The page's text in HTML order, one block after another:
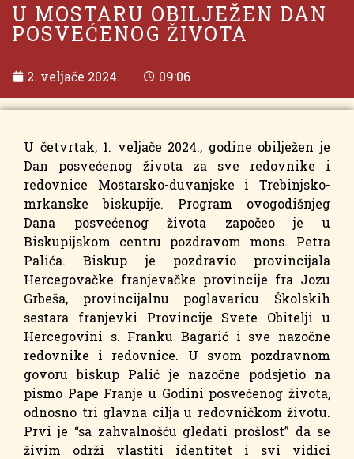
U MOSTARU OBILJEŽEN DAN
POSVEĆENOG ŽIVOTA
2. veljače 2024. 09:06
U četvrtak, 1. veljače 2024., godine obilježen je
Dan posvećenog života za sve redovnike i
redovnice Mostarsko-duvanjske i Trebinjsko-
mrkanske biskupije. Program ovogodišnjeg
Dana posvećenog života započeo je u
Biskupijskom centru pozdravom mons. Petra
Palića. Biskup je pozdravio provincijala
Hercegovačke franjevačke provincije fra Jozu
Grbeša, provincijalnu poglavaricu Školskih
sestara franjevki Provincije Svete Obitelji u
Hercegovini s. Franku Bagarić i sve nazočne
redovnike i redovnice. U svom pozdravnom
govoru biskup Palić je nazočne podsjetio na
pismo Pape Franje u Godini posvećenog života,
odnosno tri glavna cilja u redovničkom životu.
Prvi je “sa zahvalnošću gledati prošlost” da se
živim održi vlastiti identitet i svi vidici